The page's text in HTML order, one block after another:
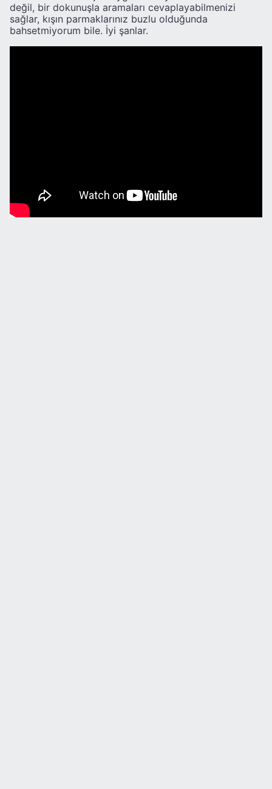
değil, bir dokunuşla aramaları cevaplayabilmenizi
sağlar, kışın parmaklarınız buzlu olduğunda
bahsetmiyorum bile. İyi şanlar.